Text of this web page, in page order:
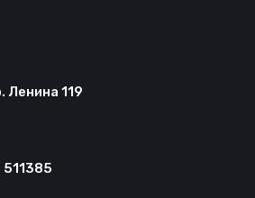
Ленина 119